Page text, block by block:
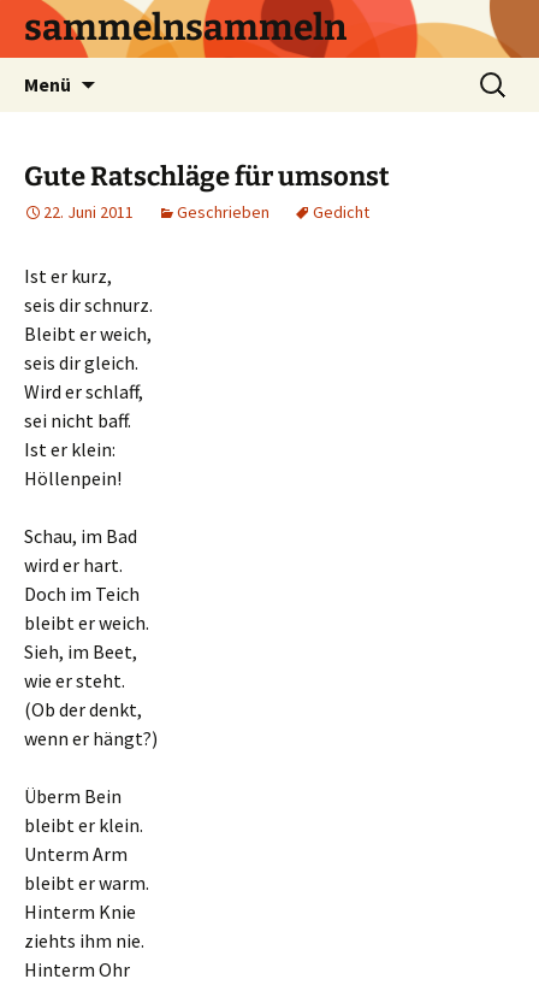
sammelnsammeln
Menü
Suchen
nach:
Gute Ratschläge für umsonst
22. Juni 2011 Geschrieben Gedicht
Ist er kurz,
seis dir schnurz.
Bleibt er weich,
seis dir gleich.
Wird er schlaff,
sei nicht baff.
Ist er klein:
Höllenpein!
Schau, im Bad
wird er hart.
Doch im Teich
bleibt er weich.
Sieh, im Beet,
wie er steht.
(Ob der denkt,
wenn er hängt?)
Überm Bein
bleibt er klein.
Unterm Arm
bleibt er warm.
Hinterm Knie
ziehts ihm nie.
Hinterm Ohr